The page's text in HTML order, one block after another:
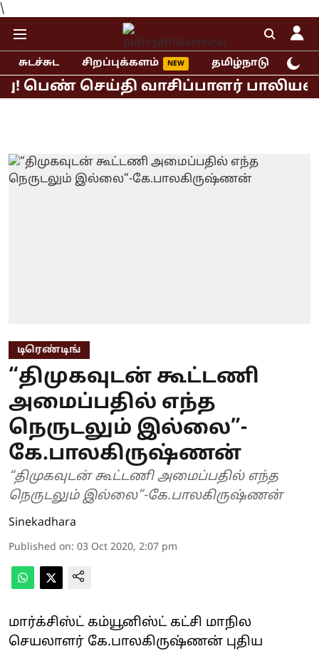
\
சுடச்சுட சிறப்புக்களம் தமிழ்நாடு
செய்தி வாசிப்பாளர் பாலியல்
டிரெண்டிங்
“திமுகவுடன் கூட்டணி
அமைப்பதில் எந்த
நெருடலும் இல்லை”-
கே.பாலகிருஷ்ணன்
“திமுகவுடன் கூட்டணி அமைப்பதில் எந்த
நெருடலும் இல்லை”-கே.பாலகிருஷ்ணன்
Sinekadhara
Published on: 03 Oct 2020, 2:07 pm
மார்க்சிஸ்ட் கம்யூனிஸ்ட் கட்சி மாநில
செயலாளர் கே.பாலகிருஷ்ணன் புதிய